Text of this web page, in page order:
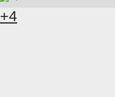
+4